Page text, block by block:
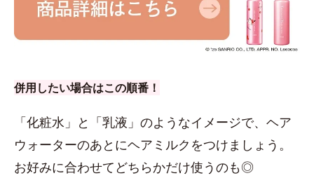
併用したい場合はこの順番！
「化粧水」と「乳液」のようなイメージで、ヘア
ウォーターのあとにヘアミルクをつけましょう。
お好みに合わせてどちらかだけ使うのも◎